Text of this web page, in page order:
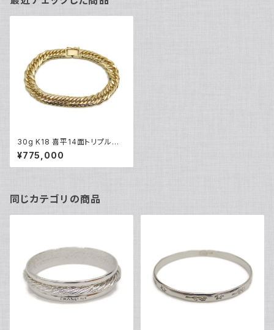
30g K18 喜平14面トリプルブ
レスレット 18金 チェーンブレス
レット Y04963
¥775,000
同じカテゴリの商品